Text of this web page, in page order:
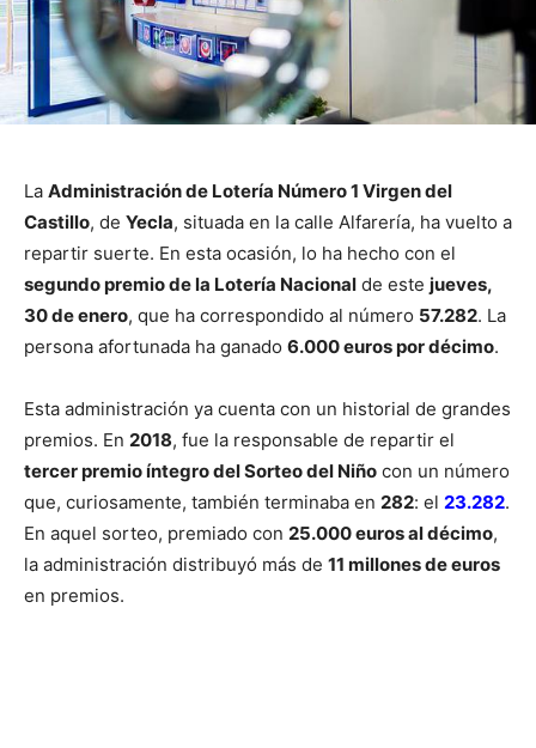
La Administración de Lotería Número 1 Virgen del
Castillo, de Yecla, situada en la calle Alfarería, ha vuelto a
repartir suerte. En esta ocasión, lo ha hecho con el
segundo premio de la Lotería Nacional de este jueves,
30 de enero, que ha correspondido al número 57.282. La
persona afortunada ha ganado 6.000 euros por décimo.
Esta administración ya cuenta con un historial de grandes
premios. En 2018, fue la responsable de repartir el
tercer premio íntegro del Sorteo del Niño con un número
que, curiosamente, también terminaba en 282: el 23.282.
En aquel sorteo, premiado con 25.000 euros al décimo,
la administración distribuyó más de 11 millones de euros
en premios.